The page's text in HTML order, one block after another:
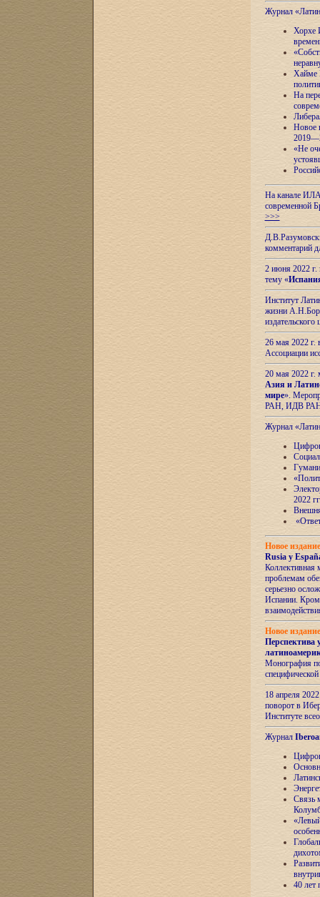
Журнал
Хорхе
Хайме
На
Новое
«Не
На канале ИЛА
современной
>>>
комментарий
2 июня 2022 г.
тему «
Институт
жизни
26 мая 2022
Ассоциации
20 мая 2022
Азия и
мире».
РАН, ИДВ
Журнал
2022
Новое
Rusia y
Коллективная
проблемам
серьезно
Испании.
Новое
Перспектива
Монография
18 апреля
поворот в
Институте
Журнал
Связь
40 лет